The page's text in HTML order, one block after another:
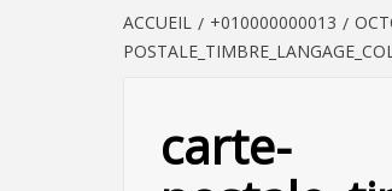
ACCUEIL +010000000013
carte-